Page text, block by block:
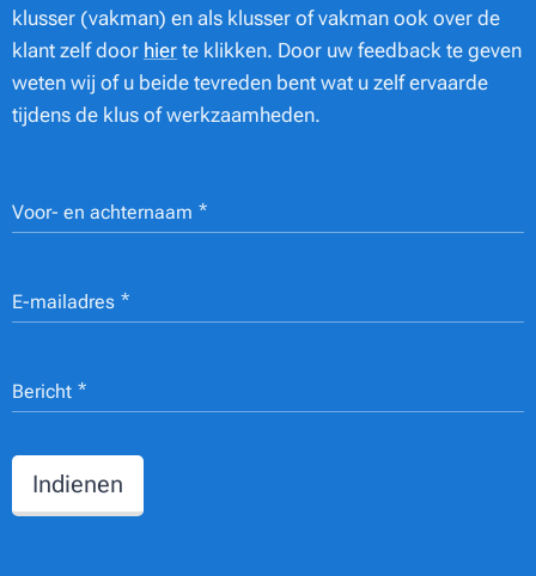
klusser (vakman) en als klusser of vakman ook over de
klant zelf door hier te klikken. Door uw feedback te geven
weten wij of u beide tevreden bent wat u zelf ervaarde
tijdens de klus of werkzaamheden.
Voor- en achternaam
E-mailadres
Bericht
Indienen